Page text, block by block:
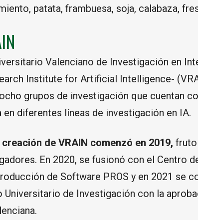
patata, frambuesa, soja, calabaza,
Valenciano de Investigación en
Institute for Artificial Intelligence-
grupos de investigación que cuentan
en diferentes líneas de investigación en IA.
de VRAIN comenzó en 2019, fruto
En 2020, se fusionó con el Centro
de Software PROS y en 2021 se
de Investigación con la